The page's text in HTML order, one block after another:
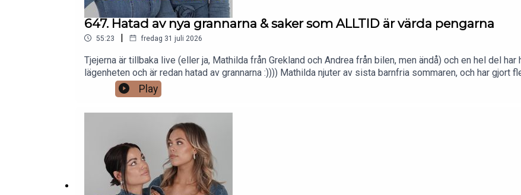
647. Hatad av nya grannarna & saker som ALLTID är värda pengarna
55:23 | fredag 31 juli 2026
Tjejerna är tillbaka live (eller ja, Mathilda från Grekland och Andrea från bilen, men ändå) och en hel del
lägenheten och är redan hatad av grannarna :)))) Mathilda njuter av sista barnfria sommaren, och har gjort
hotellgästerna – inte minst de med brittisk härkomst.
Play